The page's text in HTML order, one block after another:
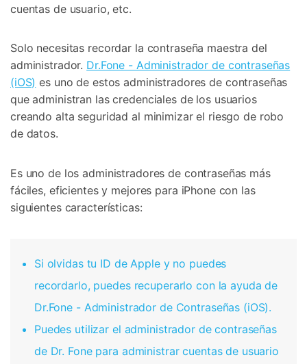
cuentas de usuario, etc.
Solo necesitas recordar la contraseña maestra del
administrador. Dr.Fone - Administrador de contraseñas
(iOS) es uno de estos administradores de contraseñas
que administran las credenciales de los usuarios
creando alta seguridad al minimizar el riesgo de robo
de datos.
Es uno de los administradores de contraseñas más
fáciles, eficientes y mejores para iPhone con las
siguientes características:
Si olvidas tu ID de Apple y no puedes
recordarlo, puedes recuperarlo con la ayuda de
Dr.Fone - Administrador de Contraseñas (iOS).
Puedes utilizar el administrador de contraseñas
de Dr. Fone para administrar cuentas de usuario